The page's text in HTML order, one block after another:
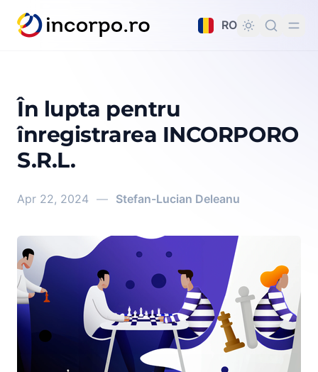
principal
RO
În lupta pentru
înregistrarea INCORPORO
S.R.L.
Apr 22, 2024 — Stefan-Lucian Deleanu